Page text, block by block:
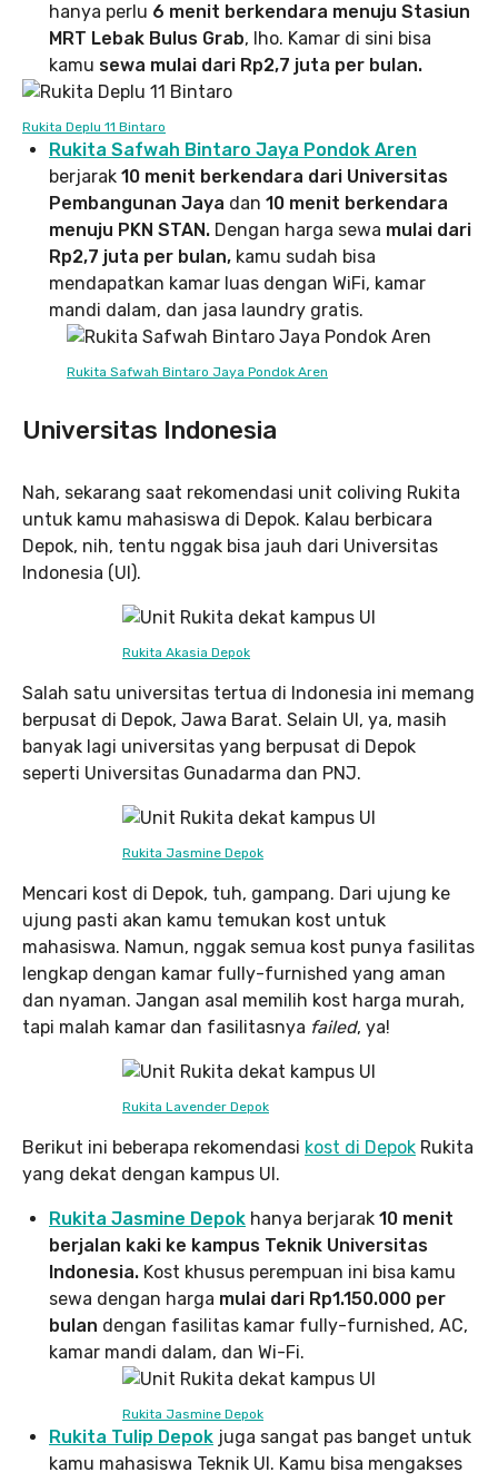
hanya perlu 6 menit berkendara menuju Stasiun
MRT Lebak Bulus Grab, lho. Kamar di sini bisa
kamu sewa mulai dari Rp2,7 juta per bulan.
Rukita Deplu 11 Bintaro
Rukita Safwah Bintaro Jaya Pondok Aren
berjarak 10 menit berkendara dari Universitas
Pembangunan Jaya dan 10 menit berkendara
menuju PKN STAN. Dengan harga sewa mulai dari
Rp2,7 juta per bulan, kamu sudah bisa
mendapatkan kamar luas dengan WiFi, kamar
mandi dalam, dan jasa laundry gratis.
Rukita Safwah Bintaro Jaya Pondok Aren
Universitas Indonesia
Nah, sekarang saat rekomendasi unit coliving Rukita
untuk kamu mahasiswa di Depok. Kalau berbicara
Depok, nih, tentu nggak bisa jauh dari Universitas
Indonesia (UI).
Rukita Akasia Depok
Salah satu universitas tertua di Indonesia ini memang
berpusat di Depok, Jawa Barat. Selain UI, ya, masih
banyak lagi universitas yang berpusat di Depok
seperti Universitas Gunadarma dan PNJ.
Rukita Jasmine Depok
Mencari kost di Depok, tuh, gampang. Dari ujung ke
ujung pasti akan kamu temukan kost untuk
mahasiswa. Namun, nggak semua kost punya fasilitas
lengkap dengan kamar fully-furnished yang aman
dan nyaman. Jangan asal memilih kost harga murah,
tapi malah kamar dan fasilitasnya failed, ya!
Rukita Lavender Depok
Berikut ini beberapa rekomendasi kost di Depok Rukita
yang dekat dengan kampus UI.
Rukita Jasmine Depok hanya berjarak 10 menit
berjalan kaki ke kampus Teknik Universitas
Indonesia. Kost khusus perempuan ini bisa kamu
sewa dengan harga mulai dari Rp1.150.000 per
bulan dengan fasilitas kamar fully-furnished, AC,
kamar mandi dalam, dan Wi-Fi.
Rukita Jasmine Depok
Rukita Tulip Depok juga sangat pas banget untuk
kamu mahasiswa Teknik UI. Kamu bisa mengakses